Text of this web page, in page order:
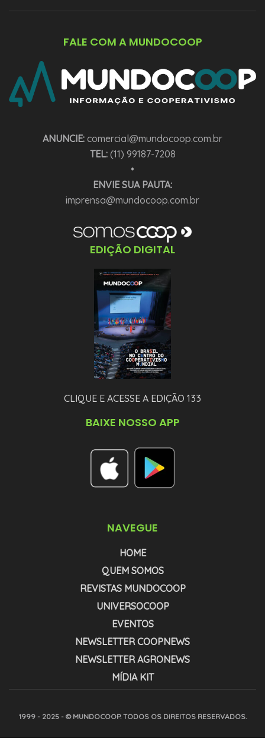
FALE COM A MUNDOCOOP
ANUNCIE: comercial@mundocoop.com.br
TEL:(11) 99187-7208
•
ENVIE SUA PAUTA:
imprensa@mundocoop.com.br
EDIÇÃO DIGITAL
CLIQUE E ACESSE A EDIÇÃO 133
BAIXE NOSSO APP
NAVEGUE
HOME
QUEM SOMOS
REVISTAS MUNDOCOOP
UNIVERSOCOOP
EVENTOS
NEWSLETTER COOPNEWS
NEWSLETTER AGRONEWS
MÍDIA KIT
1999 - 2025 - © MUNDOCOOP. TODOS OS DIREITOS RESERVADOS.